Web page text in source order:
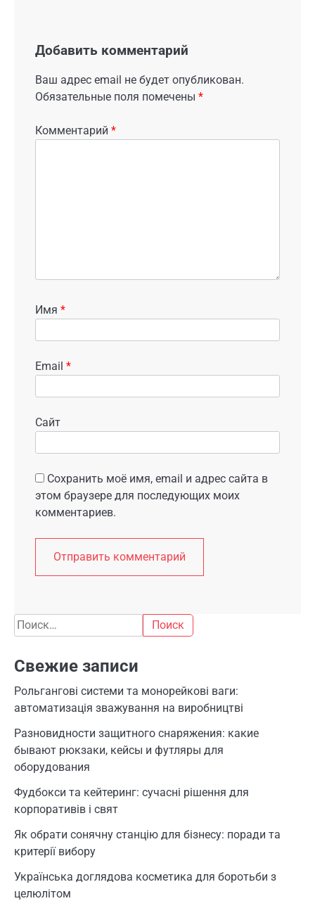
Добавить комментарий
Ваш адрес email не будет опубликован.
Обязательные поля помечены *
Комментарий *
Имя *
Email *
Сайт
Сохранить моё имя, email и адрес сайта в
этом браузере для последующих моих
комментариев.
Найти:
Свежие записи
Рольгангові системи та монорейкові ваги:
автоматизація зважування на виробництві
Разновидности защитного снаряжения: какие
бывают рюкзаки, кейсы и футляры для
оборудования
Фудбокси та кейтеринг: сучасні рішення для
корпоративів і свят
Як обрати сонячну станцію для бізнесу: поради та
критерії вибору
Українська доглядова косметика для боротьби з
целюлітом